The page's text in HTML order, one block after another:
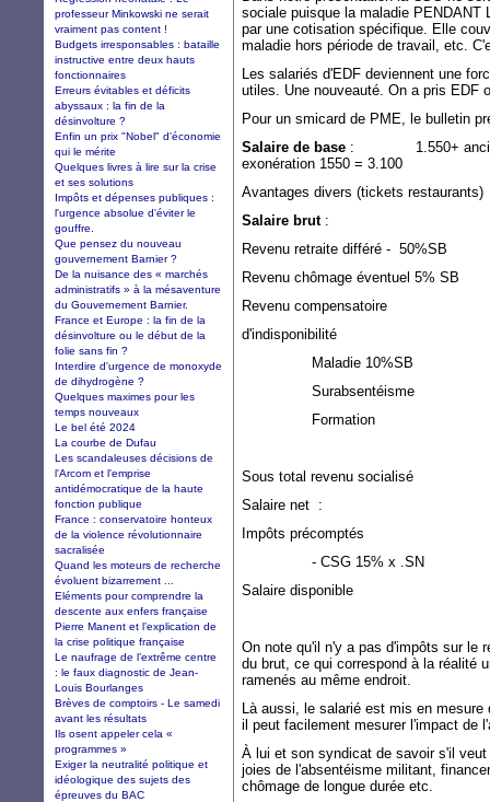
sociale puisque la maladie
par une cotisation spécifique. Elle
maladie hors période de travail, etc.
Les salariés d'EDF deviennent une
utiles. Une nouveauté. On a pris EDF
Pour un smicard de PME, le bulletin
Salaire de base : 1.550+
exonération 1550 = 3.100
Avantages divers (tickets
Salaire brut:
Revenu retraite différé -
Revenu chômage
Revenu compensatoire
d'indisponibilité
Maladie
Sous total revenu
Salaire
Impôts précomptés
- CSG 15% x
Salaire
On note qu'il n'y a pas d'impôts sur le
du brut, ce qui correspond à la réalité
ramenés au même endroit.
Là aussi, le salarié est mis en
il peut facilement mesurer l'impact de
À lui et son syndicat de savoir s'il
joies de l'absentéisme militant,
chômage de longue durée etc.
professeur Minkowski ne serait
vraiment pas content !
Budgets irresponsables : bataille
instructive entre deux hauts
fonctionnaires
Erreurs évitables et déficits
abyssaux : la fin de la
désinvolture ?
Enfin un prix "Nobel" d'économie
qui le mérite
Quelques livres à lire sur la crise
et ses solutions
Impôts et dépenses publiques :
l'urgence absolue d'éviter le
gouffre.
Que pensez du nouveau
gouvernement Barnier ?
De la nuisance des « marchés
administratifs » à la mésaventure
du Gouvernement Barnier.
France et Europe : la fin de la
désinvolture ou le début de la
folie sans fin ?
Interdire d'urgence de monoxyde
de dihydrogène ?
Quelques maximes pour les
temps nouveaux
Le bel été 2024
La courbe de Dufau
Les scandaleuses décisions de
l'Arcom et l'emprise
antidémocratique de la haute
fonction publique
France : conservatoire honteux
de la violence révolutionnaire
sacralisée
Quand les moteurs de recherche
évoluent bizarrement ...
Eléments pour comprendre la
descente aux enfers française
Pierre Manent et l’explication de
la crise politique française
Le naufrage de l’extrême centre
: le faux diagnostic de Jean-
Louis Bourlanges
Brèves de comptoirs - Le samedi
avant les résultats
Ils osent appeler cela «
programmes »
Exiger la neutralité politique et
idéologique des sujets des
épreuves du BAC